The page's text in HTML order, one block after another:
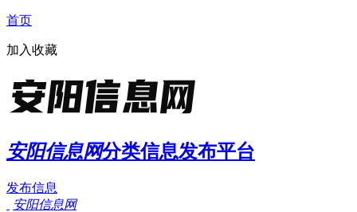
首页
加入收藏
安阳信息网分类信息发布平台
发布信息
安阳信息网